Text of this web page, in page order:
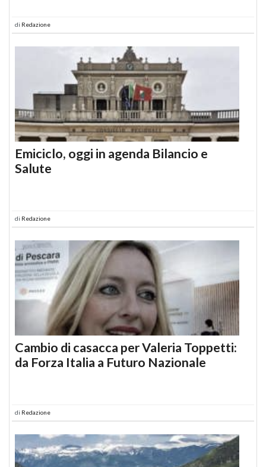
di Redazione
Emiciclo, oggi in agenda Bilancio e
Salute
di Redazione
Cambio di casacca per Valeria Toppetti:
da Forza Italia a Futuro Nazionale
di Redazione